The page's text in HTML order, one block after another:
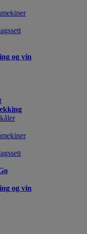
og vin
og vin